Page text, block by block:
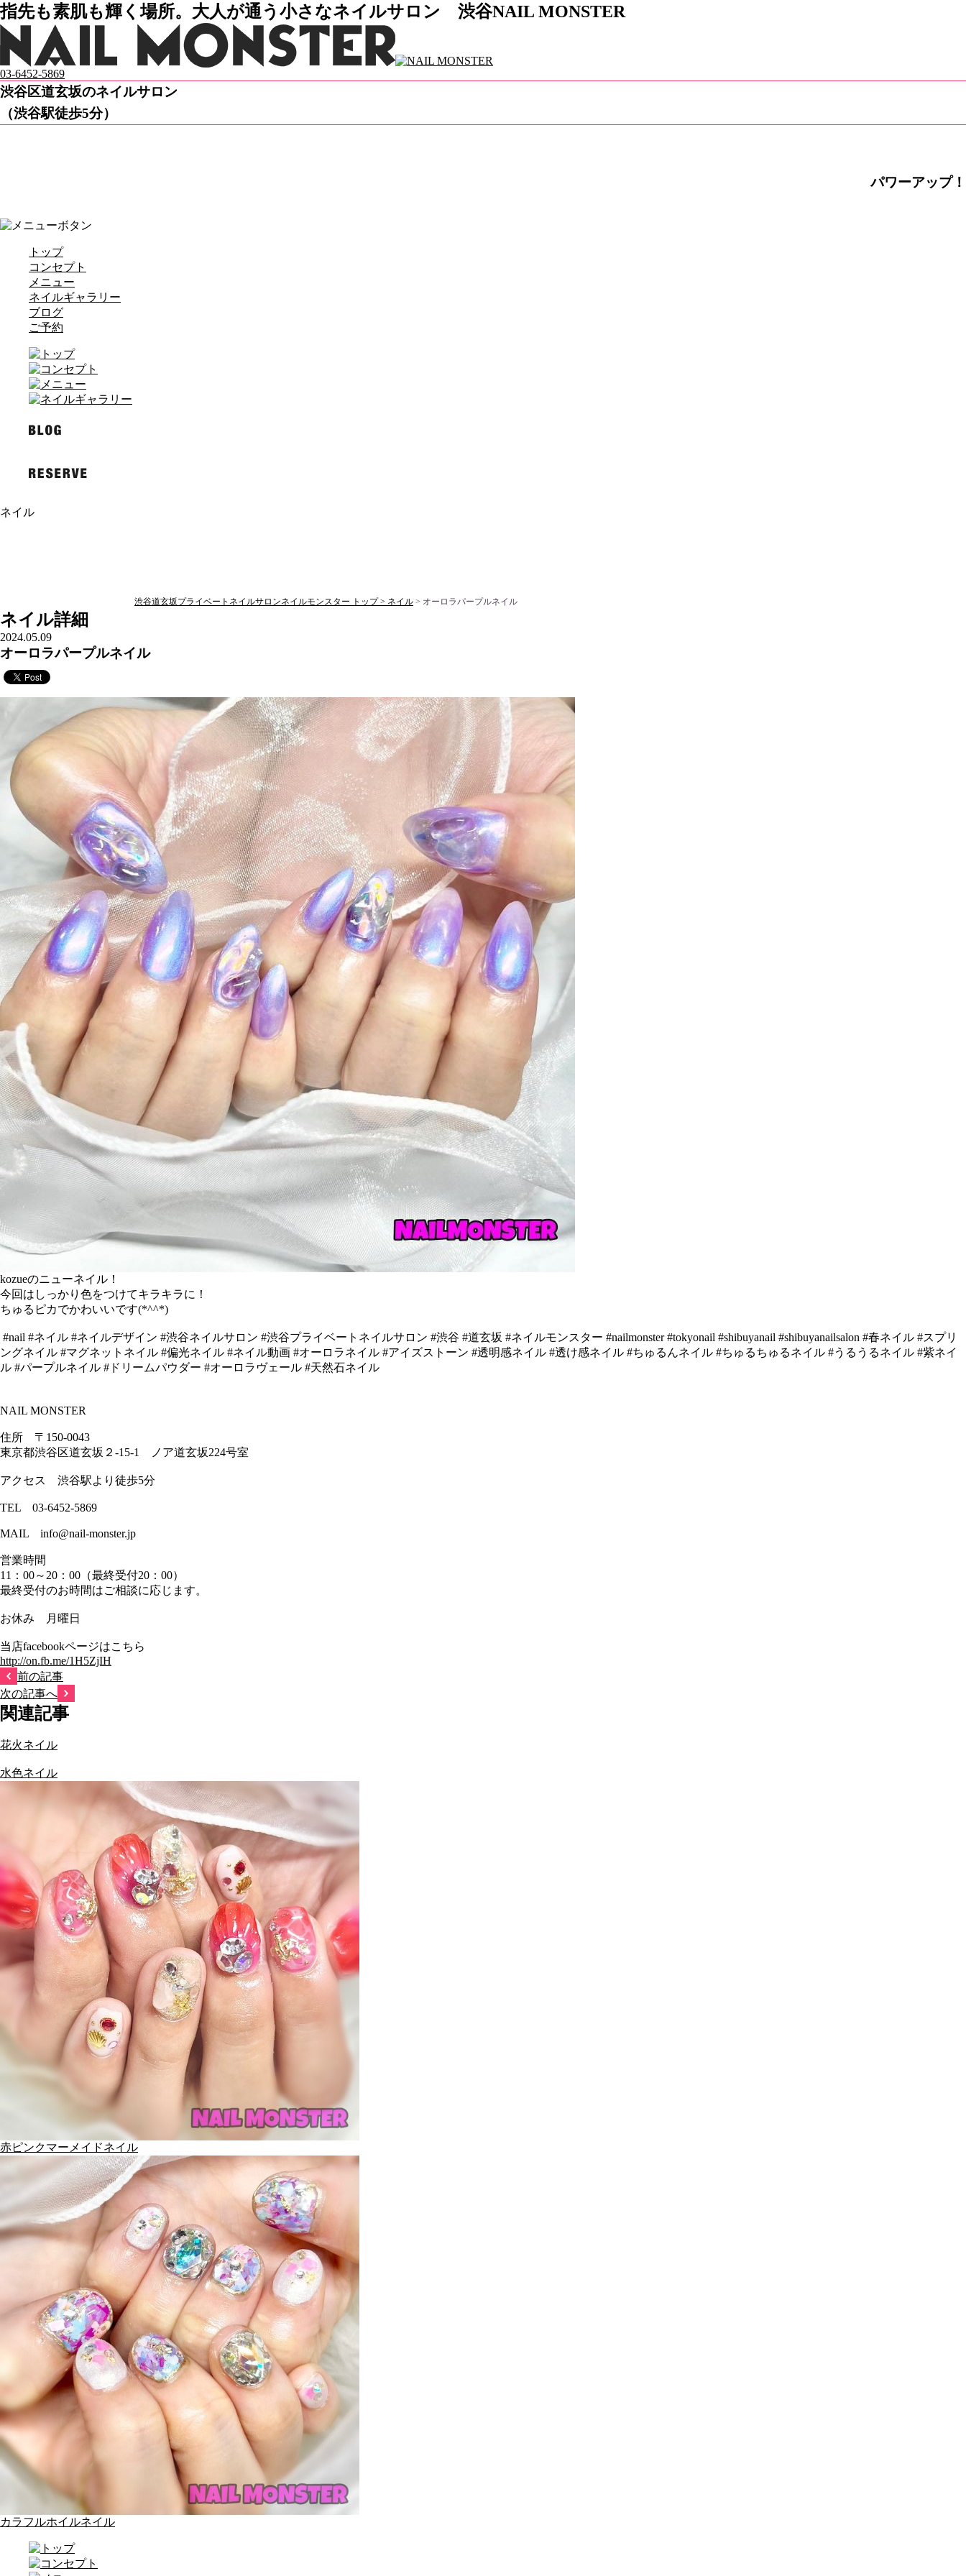
指先も素肌も輝く場所。大人が通う小さなネイルサロン 渋谷NAIL MONSTER
03-6452-5869
渋谷区道玄坂のネイルサロン
（渋谷駅徒歩5分）
パワーアップ！
トップ
コンセプト
メニュー
ネイルギャラリー
ブログ
ご予約
ネイル
渋谷道玄坂プライベートネイルサロンネイルモンスター トップ > ネイル > オーロラパープルネイル
ネイル詳細
2024.05.09
オーロラパープルネイル
kozueのニューネイル！
今回はしっかり色をつけてキラキラに！
ちゅるピカでかわいいです(*^^*)
#nail #ネイル #ネイルデザイン #渋谷ネイルサロン #渋谷プライベートネイルサロン #渋谷 #道玄坂 #ネイルモンスター #nailmonster #tokyonail #shibuyanail #shibuyanailsalon #春ネイル #スプリ
ングネイル #マグネットネイル #偏光ネイル #ネイル動画 #オーロラネイル #アイズストーン #透明感ネイル #透け感ネイル #ちゅるんネイル #ちゅるちゅるネイル #うるうるネイル #紫ネイ
ル #パープルネイル #ドリームパウダー #オーロラヴェール #天然石ネイル
NAIL MONSTER
住所 〒150-0043
東京都渋谷区道玄坂２-15-1 ノア道玄坂224号室
アクセス 渋谷駅より徒歩5分
TEL 03-6452-5869
MAIL info@nail-monster.jp
営業時間
11：00～20：00（最終受付20：00）
最終受付のお時間はご相談に応じます。
お休み 月曜日
当店facebookページはこちら
http://on.fb.me/1H5ZjIH
前の記事
次の記事へ
関連記事
花火ネイル
水色ネイル
赤ピンクマーメイドネイル
カラフルホイルネイル